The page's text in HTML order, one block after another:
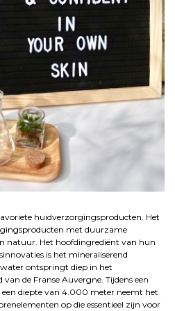
huidverzorgingsproducten. Het
met duurzame
natuur. Het hoofdingrediënt van hun
is het mineraliserend
ontspringt diep in het
de Franse Auvergne. Tijdens een
diepte van 4.000 meter neemt het
op die essentieel zijn voor